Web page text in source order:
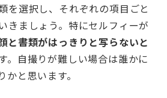
を選択し、それぞれの項目ごと
きましょう。特にセルフィーが
と書類がはっきりと写らないと
。自撮りが難しい場合は誰かに
と思います。